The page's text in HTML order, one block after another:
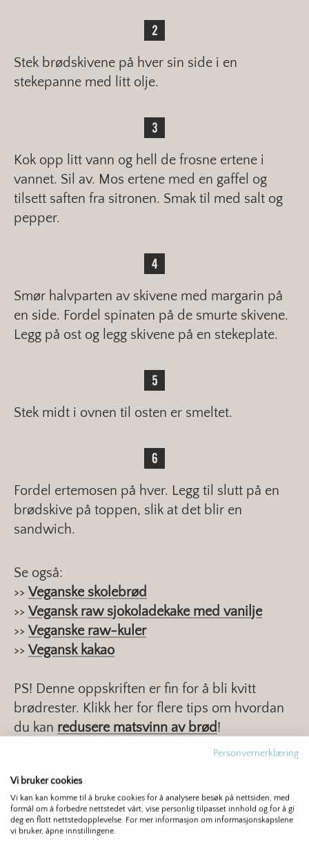
Stek brødskivene på hver sin side i en
stekepanne med litt olje.
Kok opp litt vann og hell de frosne ertene i
vannet. Sil av. Mos ertene med en gaffel og
tilsett saften fra sitronen. Smak til med salt og
pepper.
Smør halvparten av skivene med margarin på
en side. Fordel spinaten på de smurte skivene.
Legg på ost og legg skivene på en stekeplate.
Stek midt i ovnen til osten er smeltet.
Fordel ertemosen på hver. Legg til slutt på en
brødskive på toppen, slik at det blir en
sandwich.
Se også:
>>Veganske skolebrød
>>Vegansk raw sjokoladekake med vanilje
>>Veganske raw-kuler
>>Vegansk kakao
PS! Denne oppskriften er fin for å bli kvitt
brødrester. Klikk her for flere tips om hvordan
du kan redusere matsvinn av brød!
BRØD TIL MIDDAG BRØDRESTER
Personvernerklæring
Vi bruker cookies
Vi kan kan komme til å bruke cookies for å analysere besøk på nettsiden, med
formål om å forbedre nettstedet vårt, vise personlig tilpasset innhold og for å gi
deg en flott nettstedopplevelse. For mer informasjon om informasjonskapslene
vi bruker, åpne innstillingene.